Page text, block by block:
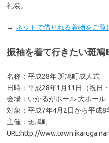
礼装。
→ ネットで借りれる着物をご覧
振袖を着て行きたい斑鳩
名称：平成28年 斑鳩町成人式
日時：平成28年1月11日（祝日
会場：いかるがホール 大ホール
対象：平成7年4月2日から平成8
主催：斑鳩町
URL:http://